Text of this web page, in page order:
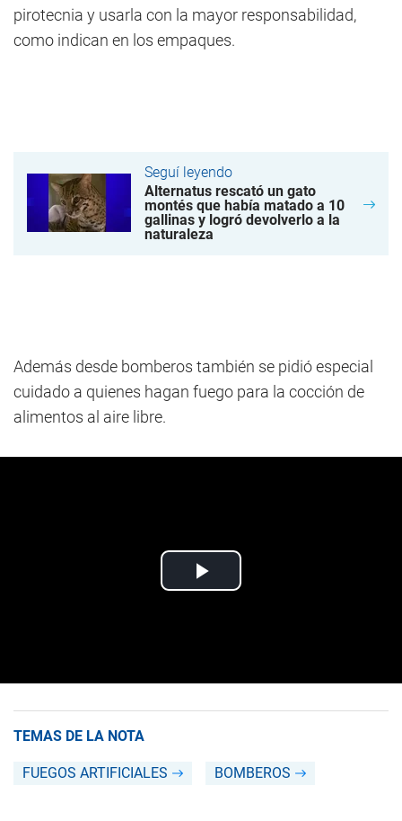
pirotecnia y usarla con la mayor responsabilidad,
como indican en los empaques.
Seguí leyendo
Alternatus rescató un gato
montés que había matado a 10
gallinas y logró devolverlo a la
naturaleza
Además desde bomberos también se pidió especial
cuidado a quienes hagan fuego para la cocción de
alimentos al aire libre.
TEMAS DE LA NOTA
FUEGOS ARTIFICIALES BOMBEROS